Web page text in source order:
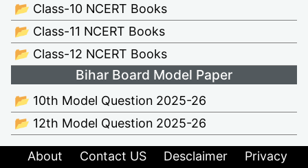
📂 Class-10 NCERT Books
📂 Class-11 NCERT Books
📂 Class-12 NCERT Books
Bihar Board Model Paper
📂 10th Model Question 2025-26
📂 12th Model Question 2025-26
About Contact US Desclaimer
Privacy